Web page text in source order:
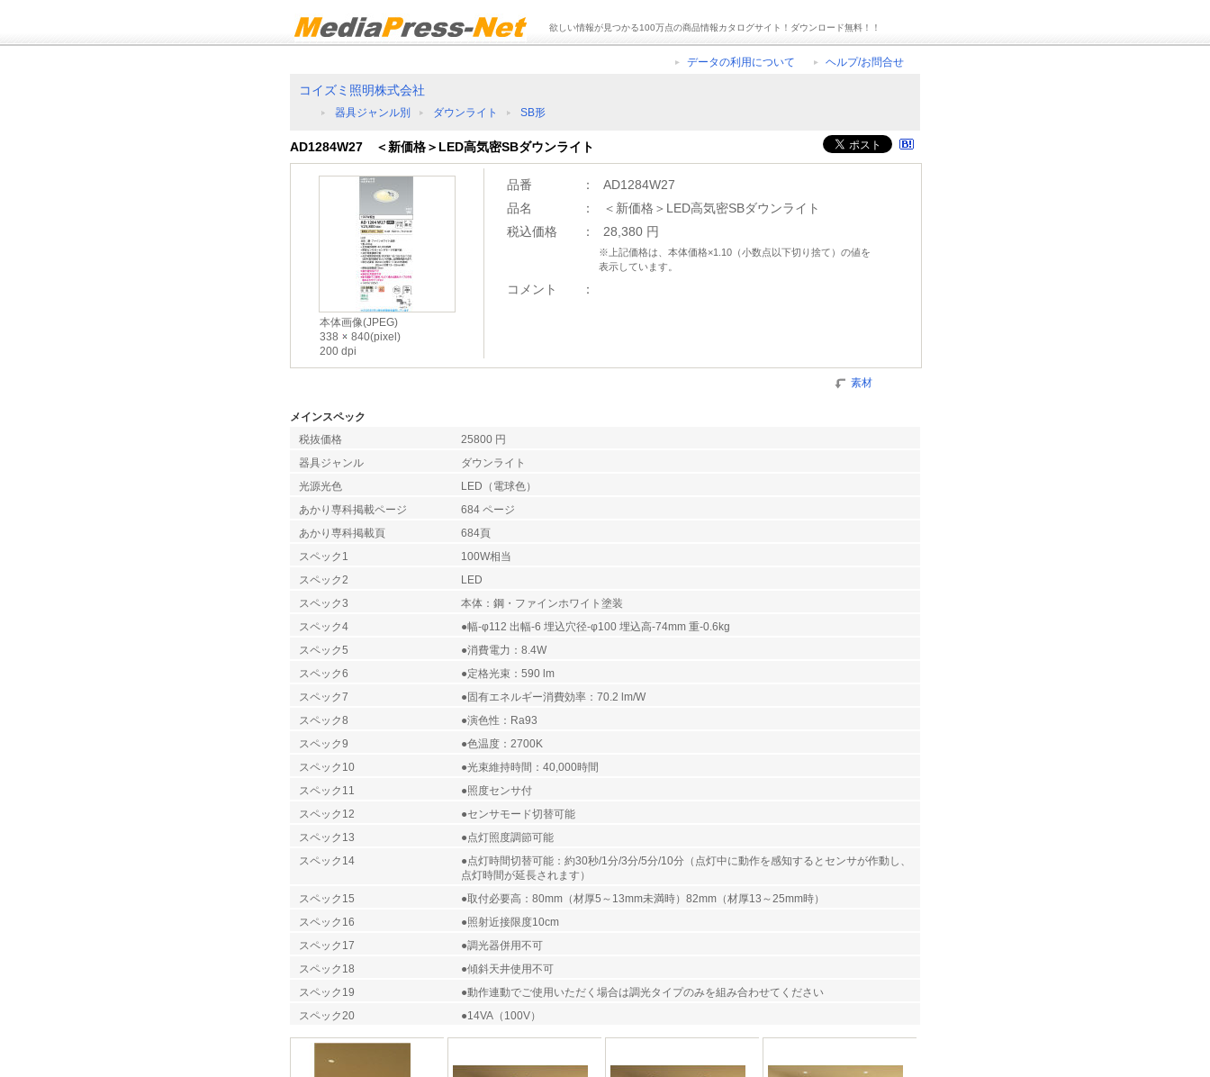
欲しい情報が見つかる100万点の商品情報カタログサイト！ダウンロード無料！！
データの利用について ヘルプ/お問合せ
コイズミ照明株式会社
器具ジャンル別 ダウンライト SB形
AD1284W27 ＜新価格＞LED高気密SBダウンライト
本体画像(JPEG)
338
840(pixel)
200 dpi
品番 ：
AD1284W27
品名
：
＜新価格＞LED高気密SBダウンライト
税込価格
： 28,380 円
※上記価格は、本体価格×1.10（小数点以下切り捨て）の値を
表示しています。
コメント ：
素材
メインスペック
税抜価格
25800 円
器具ジャンル
ダウンライト
光源光色
LED（電球色）
あかり専科掲載ページ
684 ページ
あかり専科掲載頁
684頁
スペック1
100W相当
スペック2
LED
スペック3
本体：鋼・ファインホワイト塗装
スペック4
●幅-φ112 出幅-6 埋込穴径-φ100 埋込高-74mm 重-0.6kg
スペック5
●消費電力：8.4W
スペック6
●定格光束：590 lm
スペック7
●固有エネルギー消費効率：70.2 lm/W
スペック8
●演色性：Ra93
スペック9
●色温度：2700K
スペック10
●光束維持時間：40,000時間
スペック11
●照度センサ付
スペック12
●センサモード切替可能
スペック13
●点灯照度調節可能
スペック14
●点灯時間切替可能：約30秒/1分/3分/5分/10分（点灯中に動作を感知するとセンサが作動し、
点灯時間が延長されます）
スペック15
●取付必要高：80mm（材厚5～13mm未満時）82mm（材厚13～25mm時）
スペック16
●照射近接限度10cm
スペック17
●調光器併用不可
スペック18
●傾斜天井使用不可
スペック19
●動作連動でご使用いただく場合は調光タイプのみを組み合わせてください
スペック20
●14VA（100V）